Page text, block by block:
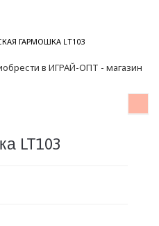
ГАРМОШКА LT103
LT103